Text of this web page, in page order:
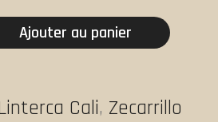
Ajouter au panier
Cali, Zecarrillo